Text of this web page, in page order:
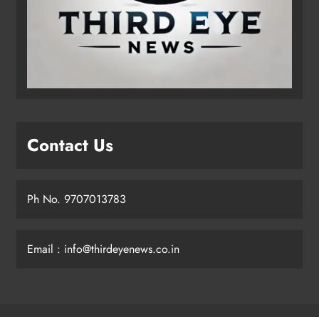
Contact Us
Ph No. 9707013783
Email : info@thirdeyenews.co.in